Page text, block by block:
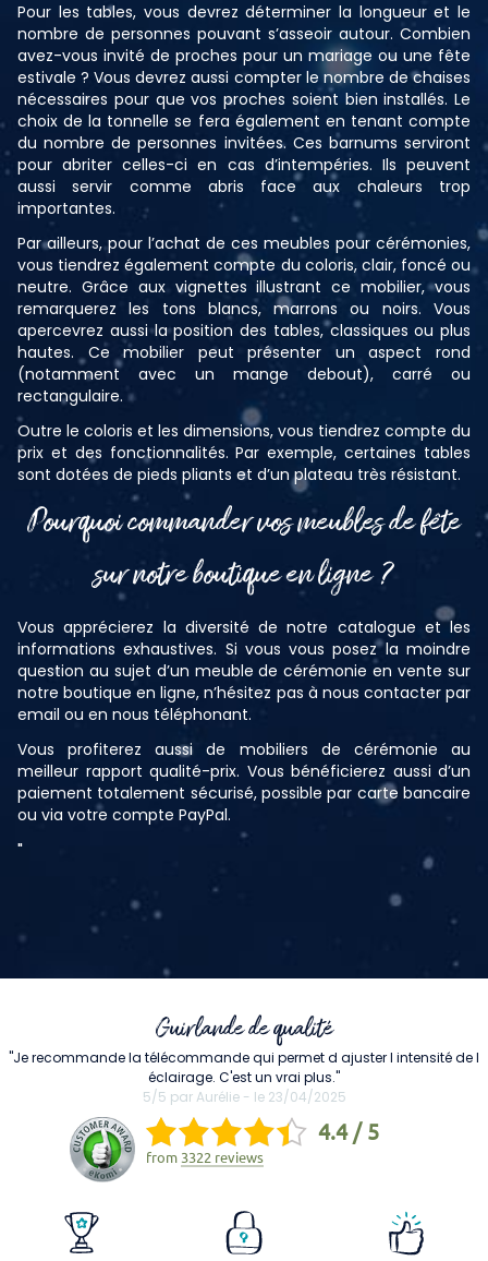
Pour les tables, vous devrez déterminer la longueur et le
nombre de personnes pouvant s’asseoir autour. Combien
avez-vous invité de proches pour un mariage ou une fête
estivale ? Vous devrez aussi compter le nombre de chaises
nécessaires pour que vos proches soient bien installés. Le
choix de la tonnelle se fera également en tenant compte
du nombre de personnes invitées. Ces barnums serviront
pour abriter celles-ci en cas d’intempéries. Ils peuvent
aussi servir comme abris face aux chaleurs trop
importantes.
Par ailleurs, pour l’achat de ces meubles pour cérémonies,
vous tiendrez également compte du coloris, clair, foncé ou
neutre. Grâce aux vignettes illustrant ce mobilier, vous
remarquerez les tons blancs, marrons ou noirs. Vous
apercevrez aussi la position des tables, classiques ou plus
hautes. Ce mobilier peut présenter un aspect rond
(notamment avec un mange debout), carré ou
rectangulaire.
Outre le coloris et les dimensions, vous tiendrez compte du
prix et des fonctionnalités. Par exemple, certaines tables
sont dotées de pieds pliants et d’un plateau très résistant.
Pourquoi commander vos meubles de fête
sur notre boutique en ligne ?
Vous apprécierez la diversité de notre catalogue et les
informations exhaustives. Si vous vous posez la moindre
question au sujet d’un meuble de cérémonie en vente sur
notre boutique en ligne, n’hésitez pas à nous contacter par
email ou en nous téléphonant.
Vous profiterez aussi de mobiliers de cérémonie au
meilleur rapport qualité-prix. Vous bénéficierez aussi d’un
paiement totalement sécurisé, possible par carte bancaire
ou via votre compte PayPal.
"
Guirlande de qualité
"Je recommande la télécommande qui permet d ajuster l intensité de l
éclairage. C'est un vrai plus."
5/5 par Aurélie - le 23/04/2025
4.4 / 5
from 3322 reviews